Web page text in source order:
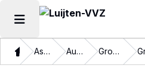
Hoofdmenu openen
ThuisAssortiment Autolakken Grondmateriaal